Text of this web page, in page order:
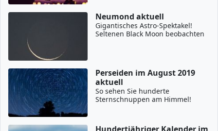
Neumond aktuell
Gigantisches Astro-Spektakel!
Seltenen Black Moon beobachten
Perseiden im August 2019
aktuell
So sehen Sie hunderte
Sternschnuppen am Himmel!